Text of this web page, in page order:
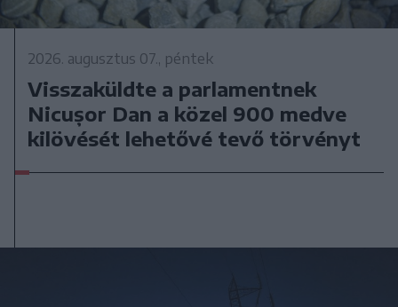
2026. augusztus 07., péntek
Visszaküldte a parlamentnek
Nicușor Dan a közel 900 medve
kilövését lehetővé tevő törvényt